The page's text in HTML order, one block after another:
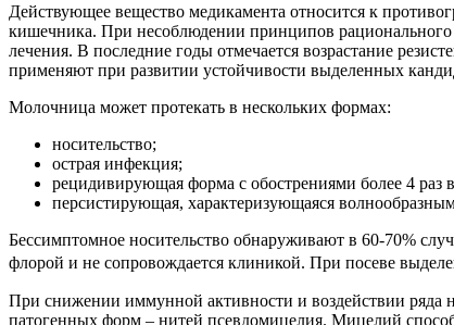
Действующее вещество медикамента относится к
кишечника. При несоблюдении принципов рационального
лечения. В последние годы отмечается возрастание
применяют при развитии устойчивости выделенных
Молочница может протекать в нескольких формах:
носительство;
острая инфекция;
рецидивирующая форма с обострениями более 4 раз
персистирующая, характеризующаяся
Бессимптомное носительство обнаруживают в 60-70%
флорой и не сопровождается клиникой. При посеве
При снижении иммунной активности и воздействии
патогенных форм – нитей псевдомицелия. Мицелий